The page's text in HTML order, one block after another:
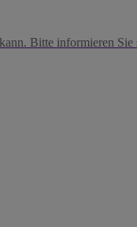
Bitte informieren